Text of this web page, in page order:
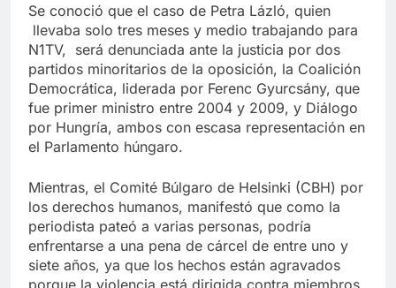
Se conoció que el caso de Petra Lázló, quien
llevaba solo tres meses y medio trabajando para
N1TV, será denunciada ante la justicia por dos
partidos minoritarios de la oposición, la Coalición
Democrática, liderada por Ferenc Gyurcsány, que
fue primer ministro entre 2004 y 2009, y Diálogo
por Hungría, ambos con escasa representación en
el Parlamento húngaro.
Mientras, el Comité Búlgaro de Helsinki (CBH) por
los derechos humanos, manifestó que como la
periodista pateó a varias personas, podría
enfrentarse a una pena de cárcel de entre uno y
siete años, ya que los hechos están agravados
porque la violencia está dirigida contra miembros